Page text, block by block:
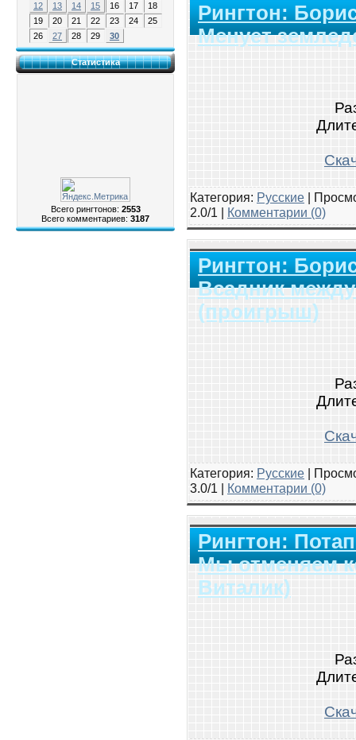
12
13 14 15 16 17
18
19
20 21 22 23 24
25
26
27 28 29 30
Статистика
Всего рингтонов: 2553
Всего комментариев: 3187
Рингтон:
Менует
Категория: Русские |
2.0/1 | Комментарии (0)
Рингтон:
Всадник
(проигрыш)
Категория: Русские |
3.0/1 | Комментарии (0)
Рингтон:
Мы отменяем
Виталик)